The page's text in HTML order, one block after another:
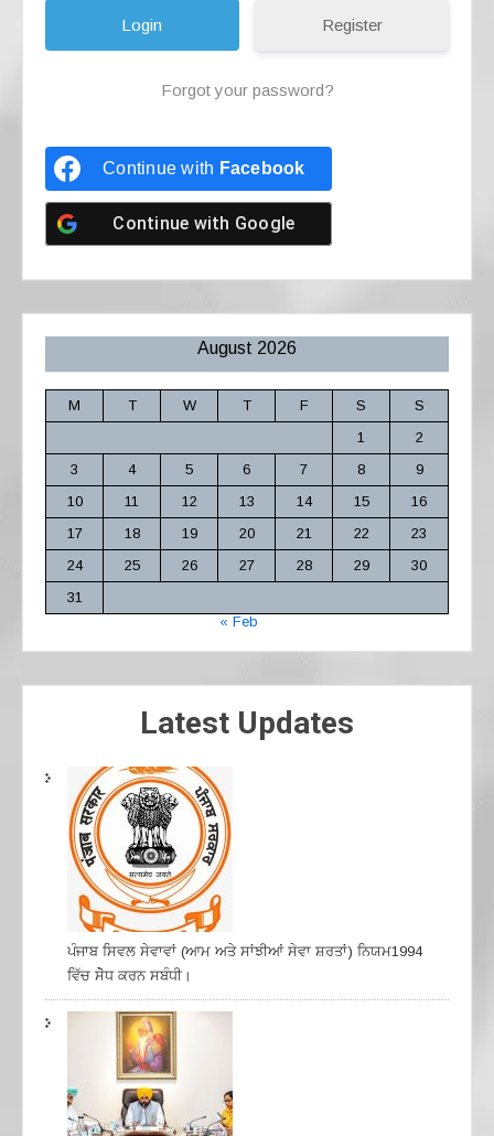
Register
Forgot your password?
Continue with Facebook
Continue with Google
August 2026
M T W T F S
S
1
2
3
4 5 6 7 8
9
10
11 12 13 14 15
16
17
18 19 20 21 22
23
24
25 26 27 28 29
30
31
« Feb
Latest Updates
ਪੰਜਾਬ ਸਿਵਲ ਸੇਵਾਵਾਂ (ਆਮ ਅਤੇ ਸਾਂਝੀਆਂ ਸੇਵਾ ਸ਼ਰਤਾਂ) ਨਿਯਮ1994
ਵਿੱਚ ਸੇੋਧ ਕਰਨ ਸਬੰਧੀ।